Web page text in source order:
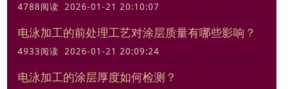
4788阅读 2026-01-21 20:10:07
电泳加工的前处理工艺对涂层质量有哪些影响？
4933阅读 2026-01-21 20:09:24
电泳加工的涂层厚度如何检测？